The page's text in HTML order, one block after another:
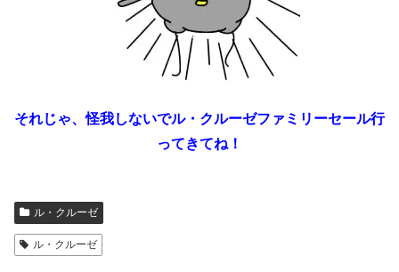
それじゃ、怪我しないでル・クルーゼファミリーセール行
ってきてね！
ル・クルーゼ
ル・クルーゼ